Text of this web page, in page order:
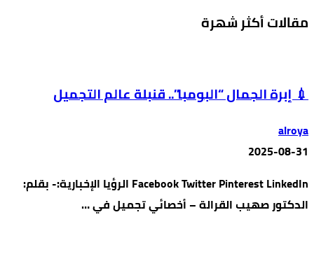
مقالات أكثر شهرة
💉 إبرة الجمال “البومبا”.. قنبلة عالم التجميل
alroya
2025-08-31
Facebook Twitter Pinterest LinkedIn الرؤيا الإخبارية:- بقلم:
الدكتور صهيب القرالة – أخصائي تجميل في …